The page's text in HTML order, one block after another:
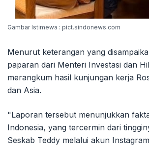
Gambar Istimewa : pict.sindonews.com
Menurut keterangan yang
paparan dari Menteri Investasi dan
merangkum hasil kunjungan kerja
dan Asia.
"Laporan tersebut menunjukkan
Indonesia, yang tercermin dari
Seskab Teddy melalui akun